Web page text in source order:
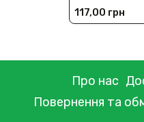
117,00 грн
Про нас
Повернення та